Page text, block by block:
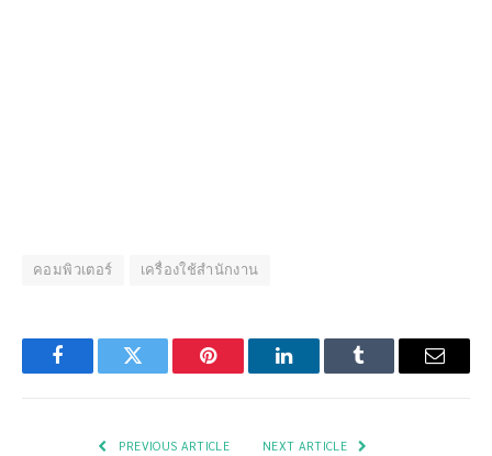
คอมพิวเตอร์ เครื่องใช้สำนักงาน
FacebookTwitter Pinterest LinkedInTumblr Email
PREVIOUS ARTICLE NEXT ARTICLE